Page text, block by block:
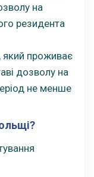
на
резидента
який проживає
дозволу на
не менше